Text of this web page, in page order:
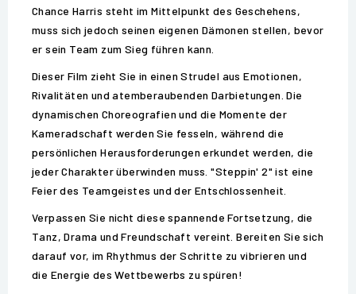
Chance Harris steht im Mittelpunkt des Geschehens,
muss sich jedoch seinen eigenen Dämonen stellen, bevor
er sein Team zum Sieg führen kann.
Dieser Film zieht Sie in einen Strudel aus Emotionen,
Rivalitäten und atemberaubenden Darbietungen. Die
dynamischen Choreografien und die Momente der
Kameradschaft werden Sie fesseln, während die
persönlichen Herausforderungen erkundet werden, die
jeder Charakter überwinden muss. "Steppin' 2" ist eine
Feier des Teamgeistes und der Entschlossenheit.
Verpassen Sie nicht diese spannende Fortsetzung, die
Tanz, Drama und Freundschaft vereint. Bereiten Sie sich
darauf vor, im Rhythmus der Schritte zu vibrieren und
die Energie des Wettbewerbs zu spüren!